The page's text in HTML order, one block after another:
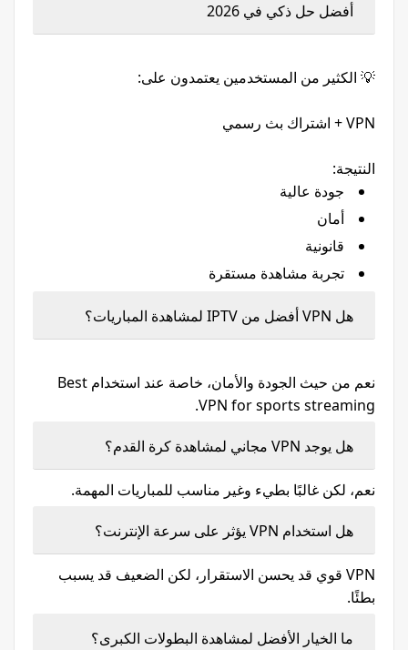
أفضل حل ذكي في 2026
💡 الكثير من المستخدمين يعتمدون على:
VPN + اشتراك بث رسمي
النتيجة:
جودة عالية
أمان
قانونية
تجربة مشاهدة مستقرة
هل VPN أفضل من IPTV لمشاهدة المباريات؟
نعم من حيث الجودة والأمان، خاصة عند استخدام Best
VPN for sports streaming.
هل يوجد VPN مجاني لمشاهدة كرة القدم؟
نعم، لكن غالبًا بطيء وغير مناسب للمباريات المهمة.
هل استخدام VPN يؤثر على سرعة الإنترنت؟
VPN قوي قد يحسن الاستقرار، لكن الضعيف قد يسبب
بطئًا.
ما الخيار الأفضل لمشاهدة البطولات الكبرى؟